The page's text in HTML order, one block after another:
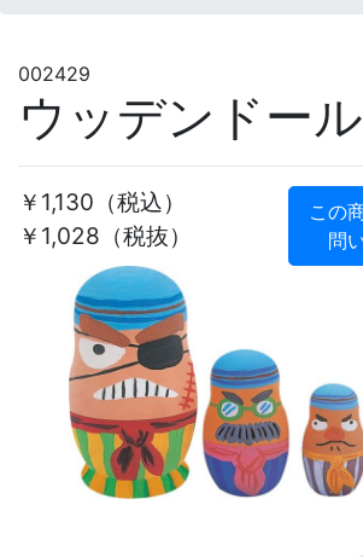
002429
ウッデンドール
￥1,130 （税込）
￥1,028（税抜）
この
問